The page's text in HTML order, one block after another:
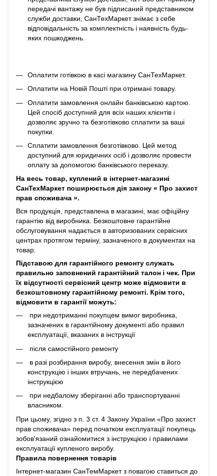
передачі вантажу не був підписаний представником
служби доставки, СанТехМаркет знімає з себе
відповідальність за комплектність і наявність будь-
яких пошкоджень.
Оплатити готівкою в касі магазину СанТехМаркет.
Оплатити на Новій Пошті при отримані товару.
Оплатити замовлення онлайн банківською картою.
Цей спосіб доступний для всіх наших клієнтів і
дозволяє зручно та безготівково сплатити за ваші
покупки.
Сплатити замовлення безготівково. Цей метод
доступний для юридичних осіб і дозволяє провести
оплату за допомогою банківського переказу.
На весь товар, куплений в інтернет-магазині
СанТехМаркет поширюється дія закону « Про захист
прав споживача ».
Вся продукція, представлена ​​в магазині, має офіційну
гарантію від виробника. Безкоштовне гарантійне
обслуговування надається в авторизованих сервісних
центрах протягом терміну, зазначеного в документах на
товар.
Підставою для гарантійного ремонту служать
правильно заповнений гарантійний талон і чек. При
їх відсутності сервісний центр може відмовити в
безкоштовному гарантійному ремонті. Крім того,
відмовити в гарантії можуть:
при недотриманні покупцем вимог виробника,
зазначених в гарантійному документі або правил
експлуатації, вказаних в інструкції
після самостійного ремонту
в разі розбирання виробу, внесення змін в його
конструкцію і інших втручань, не передбачених
інструкцією
при недбалому зберіганні або транспортуванні
власником.
При цьому, згідно з п. 3 ст. 4 Закону України «Про захист
прав споживача» перед початком експлуатації покупець
зобов'язаний ознайомитися з інструкцією і правилами
експлуатації купленого виробу.
Правила повернення товарів
Інтернет-магазин СанТемМаркет з повагою ставиться до